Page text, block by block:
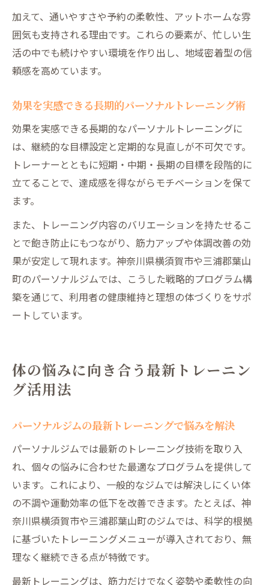
加えて、通いやすさや予約の柔軟性、アットホームな雰
囲気も支持される理由です。これらの要素が、忙しい生
活の中でも続けやすい環境を作り出し、地域密着型の信
頼感を高めています。
効果を実感できる長期的パーソナルトレーニング術
効果を実感できる長期的なパーソナルトレーニングに
は、継続的な目標設定と定期的な見直しが不可欠です。
トレーナーとともに短期・中期・長期の目標を段階的に
立てることで、達成感を得ながらモチベーションを保て
ます。
また、トレーニング内容のバリエーションを持たせるこ
とで飽き防止にもつながり、筋力アップや体調改善の効
果が安定して現れます。神奈川県横須賀市や三浦郡葉山
町のパーソナルジムでは、こうした戦略的プログラム構
築を通じて、利用者の健康維持と理想の体づくりをサポ
ートしています。
体の悩みに向き合う最新トレーニン
グ活用法
パーソナルジムの最新トレーニングで悩みを解決
パーソナルジムでは最新のトレーニング技術を取り入
れ、個々の悩みに合わせた最適なプログラムを提供して
います。これにより、一般的なジムでは解決しにくい体
の不調や運動効率の低下を改善できます。たとえば、神
奈川県横須賀市や三浦郡葉山町のジムでは、科学的根拠
に基づいたトレーニングメニューが導入されており、無
理なく継続できる点が特徴です。
最新トレーニングは、筋力だけでなく姿勢や柔軟性の向